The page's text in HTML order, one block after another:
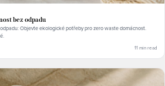
bez odpadu
Objevte ekologické potřeby pro zero waste domácnost.
11 min read